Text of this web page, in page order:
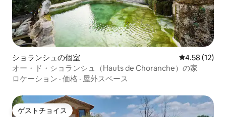
ショランシュの個室 レビュー12
4.58 (12)
オー・ド・ショランシュ（Hauts de Choranche）の家
ロケーション · 価格 · 屋外スペース
ゲストチョイス
ゲストチョイス